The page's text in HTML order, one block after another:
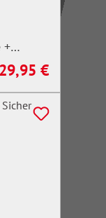
+
Regulärer Preis:
29,95 €